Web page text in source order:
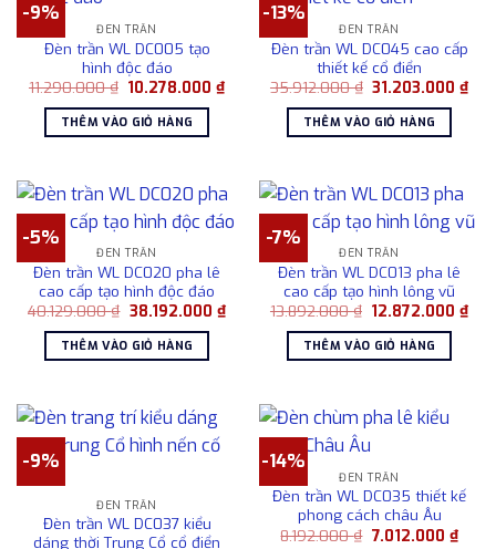
-9%
ĐÈN TRẦN
Đèn trần WL DC005 tạo
hình độc đáo
11.290.000₫ Giá
là:
11.290.000 ₫.
10.278.000₫Giá
hiện
10.278.000 ₫.
THÊM VÀO GIỎ HÀNG
-13%
ĐÈN TRẦN
Đèn trần WL DC045 cao cấp
thiết kế cổ điển
35.912.000₫ Giá
là:
35.912.000 ₫.
31.203.000₫Giá
hiện
THÊM VÀO GIỎ HÀNG
-5%
ĐÈN TRẦN
Đèn trần WL DC020 pha lê
cao cấp tạo hình độc đáo
40.129.000₫ Giá
là:
40.129.000 ₫.
38.192.000 ₫Giá
hiện
38.192.000 ₫.
THÊM VÀO GIỎ HÀNG
-7%
ĐÈN TRẦN
Đèn trần WL DC013 pha lê
cao cấp tạo hình lông vũ
13.892.000₫ Giá
là:
13.892.000 ₫.
12.872.000₫Giá
hiện
THÊM VÀO GIỎ HÀNG
-9%
ĐÈN TRẦN
Đèn trần WL DC037 kiểu
dáng thời Trung Cổ cổ điển
-14%
ĐÈN TRẦN
Đèn trần WL DC035 thiết kế
phong cách châu Âu
8.192.000₫ Giá
7.012.000 ₫Giá